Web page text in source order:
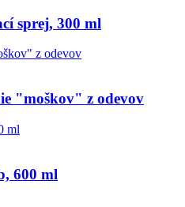
sprej, 300 ml
"moškov" z odevov
600 ml